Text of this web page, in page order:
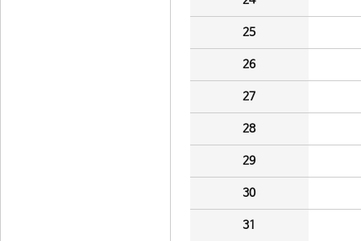
25
26
27
28
29
30
31